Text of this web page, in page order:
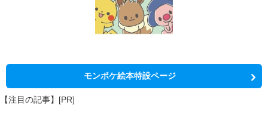
モンポケ絵本特設ページ
【注目の記事】[PR]